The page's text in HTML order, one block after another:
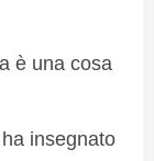
è una cosa
insegnato